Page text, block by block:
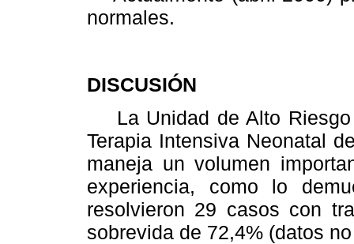
normales.
DISCUSIÓN
La Unidad de Alto Riesgo
Terapia Intensiva Neonatal
maneja un volumen
experiencia, como lo
resolvieron 29 casos con
sobrevida de 72,4% (datos